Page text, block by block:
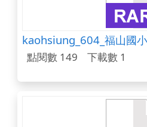
點閱數 149 下載數 1